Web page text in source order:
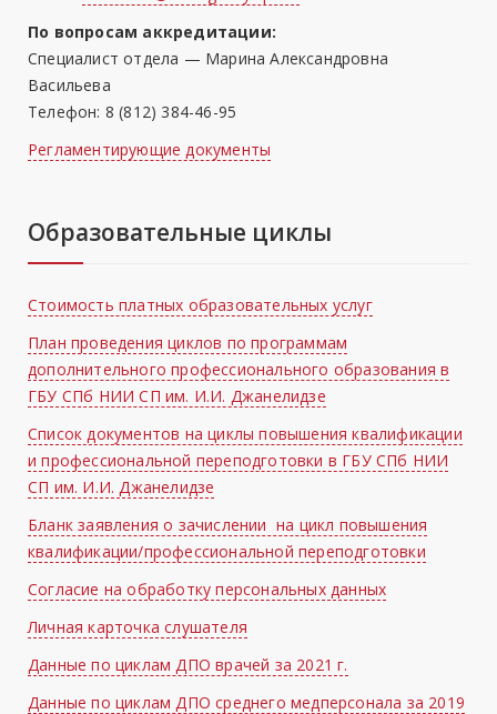
По вопросам аккредитации:
Специалист отдела — Марина Александровна
Васильева
Телефон: 8 (812) 384-46-95
Регламентирующие документы
Образовательные циклы
Стоимость платных образовательных услуг
План проведения циклов по программам
дополнительного профессионального образования в
ГБУ СПб НИИ СП им. И.И. Джанелидзе
Список документов на циклы повышения квалификации
и профессиональной переподготовки в ГБУ СПб НИИ
СП им. И.И. Джанелидзе
Бланк заявления о зачислении на цикл повышения
квалификации/профессиональной переподготовки
Согласие на обработку персональных данных
Личная карточка слушателя
Данные по циклам ДПО врачей за 2021 г.
Данные по циклам ДПО среднего медперсонала за 2019